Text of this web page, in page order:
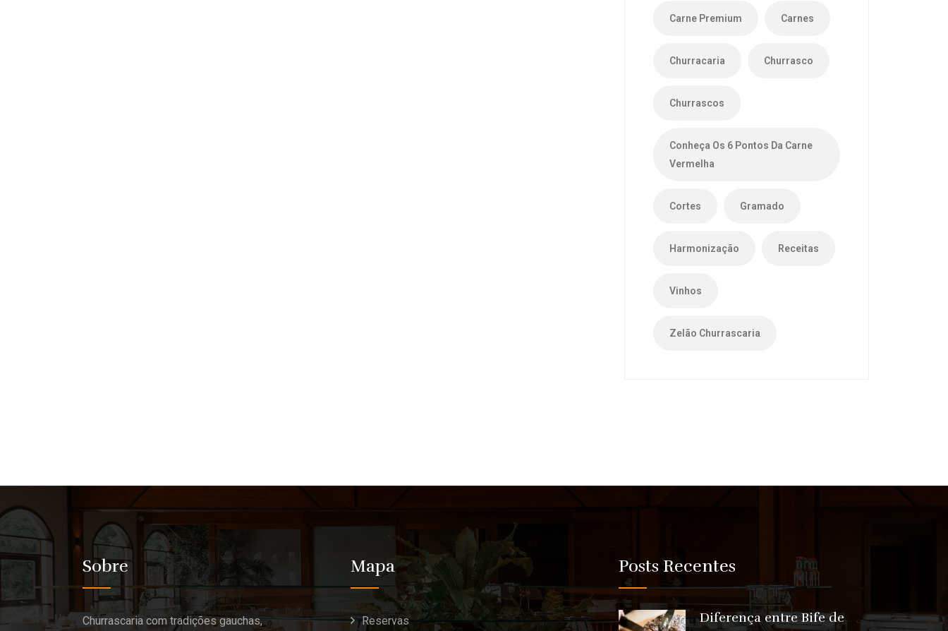
Carne Premium Carnes
Churracaria Churrasco
Churrascos
Conheça Os 6 Pontos Da Carne
Vermelha
Cortes Gramado
Harmonização Receitas
Vinhos
Zelão Churrascaria
Sobre
Churrascaria com tradições gauchas,
Mapa
Reservas
Posts Recentes
Diferença entre Bife de